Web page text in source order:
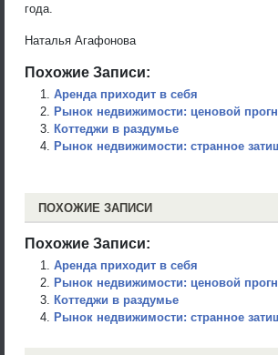
года.
Наталья Агафонова
Похожие Записи:
Аренда приходит в себя
Рынок недвижимости: ценовой
Коттеджи в раздумье
Рынок недвижимости: странное
ПОХОЖИЕ ЗАПИСИ
Похожие Записи:
Аренда приходит в себя
Рынок недвижимости: ценовой
Коттеджи в раздумье
Рынок недвижимости: странное